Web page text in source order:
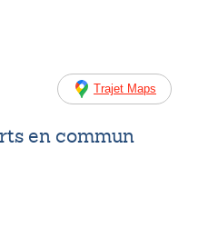
Trajet Maps
en commun